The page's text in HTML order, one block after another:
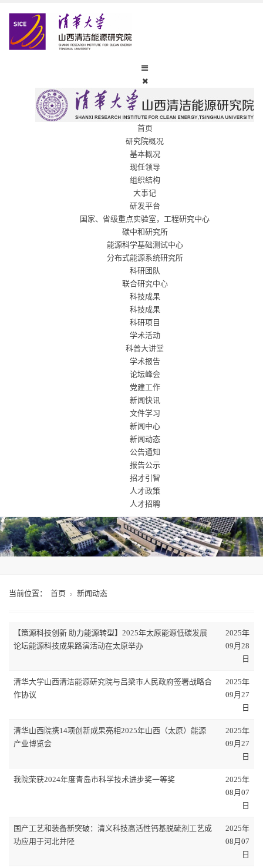
首页
研究院概况
基本概况
现任领导
组织结构
大事记
研发平台
国家、省级重点实验室，工程研究中心
碳中和研究所
能源科学基础测试中心
分布式能源系统研究所
科研团队
联合研究中心
科技成果
科技成果
科研项目
学术活动
科普大讲堂
学术报告
论坛峰会
党建工作
新闻快讯
文件学习
新闻中心
新闻动态
公告通知
报告公示
招才引智
人才政策
人才招聘
当前位置： 首页 新闻动态
【策源科技创新 助力能源转型】2025年太原能源低碳发展
论坛能源科技成果路演活动在太原举办
2025年
09月28
日
清华大学山西清洁能源研究院与吕梁市人民政府签署战略合
作协议
2025年
09月27
日
清华山西院携14项创新成果亮相2025年山西（太原）能源
产业博览会
2025年
09月27
日
我院荣获2024年度青岛市科学技术进步奖一等奖
2025年
08月07
日
国产工艺和装备新突破：清义科技高活性钙基脱硫剂工艺成
功应用于河北井陉
2025年
08月07
日